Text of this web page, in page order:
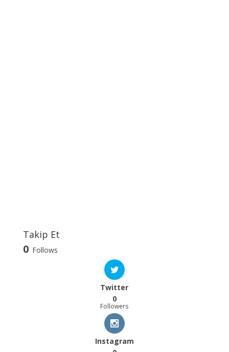
Takip Et
0 Follows
Twitter
0
Followers
Instagram